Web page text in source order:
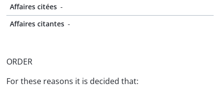
Affaires citées -
Affaires citantes -
ORDER
For these reasons it is decided that: